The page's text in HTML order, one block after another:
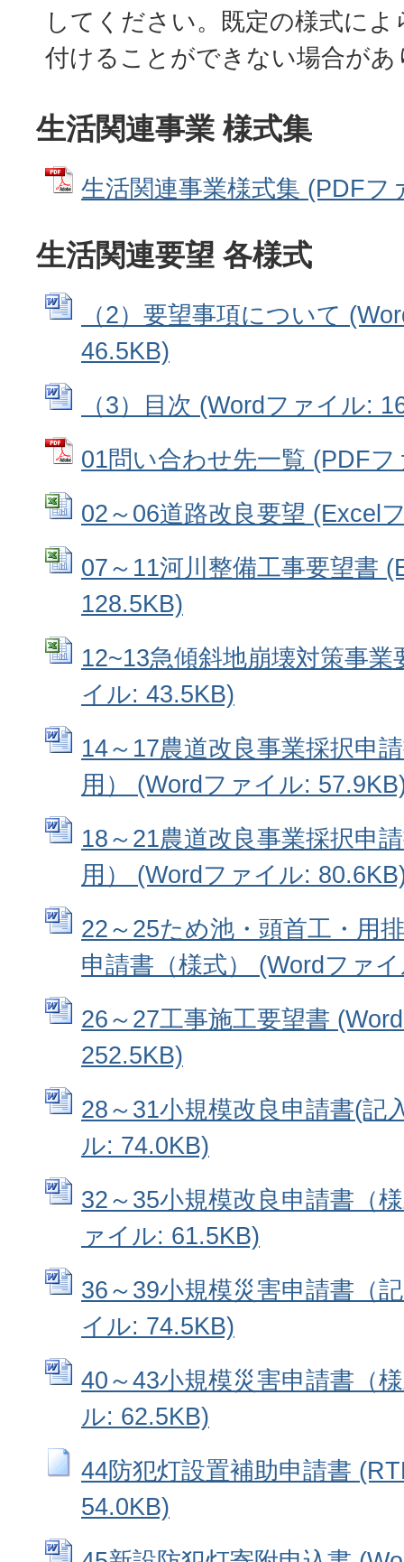
してください。既定の様式に
付けることができない場合があ
生活関連事業 様式集
生活関連事業様式集 (PDFフ
生活関連要望 各様式
（2）要望事項について
46.5KB)
（3）目次 (Wordファイル:
01問い合わせ先一覧 (PDF
02～06道路改良要望 (Excel
07～11河川整備工事要望書
128.5KB)
12~13急傾斜地崩壊対策事
イル: 43.5KB)
14～17農道改良事業採択申
用） (Wordファイル:
18～21農道改良事業採択申
用） (Wordファイル:
22～25ため池・頭首工・用
申請書（様式） (Wordファ
26～27工事施工要望書
252.5KB)
28～31小規模改良申請書(記
ル: 74.0KB)
32～35小規模改良申請書（
ァイル: 61.5KB)
36～39小規模災害申請書（
イル: 74.5KB)
40～43小規模災害申請書（
ル: 62.5KB)
44防犯灯設置補助申請書
54.0KB)